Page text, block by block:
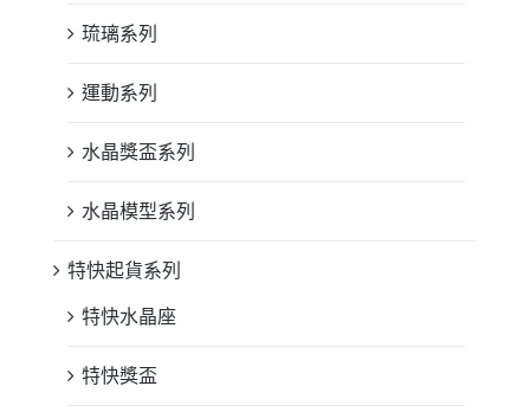
琉璃系列
運動系列
水晶獎盃系列
水晶模型系列
特快起貨系列
特快水晶座
特快獎盃